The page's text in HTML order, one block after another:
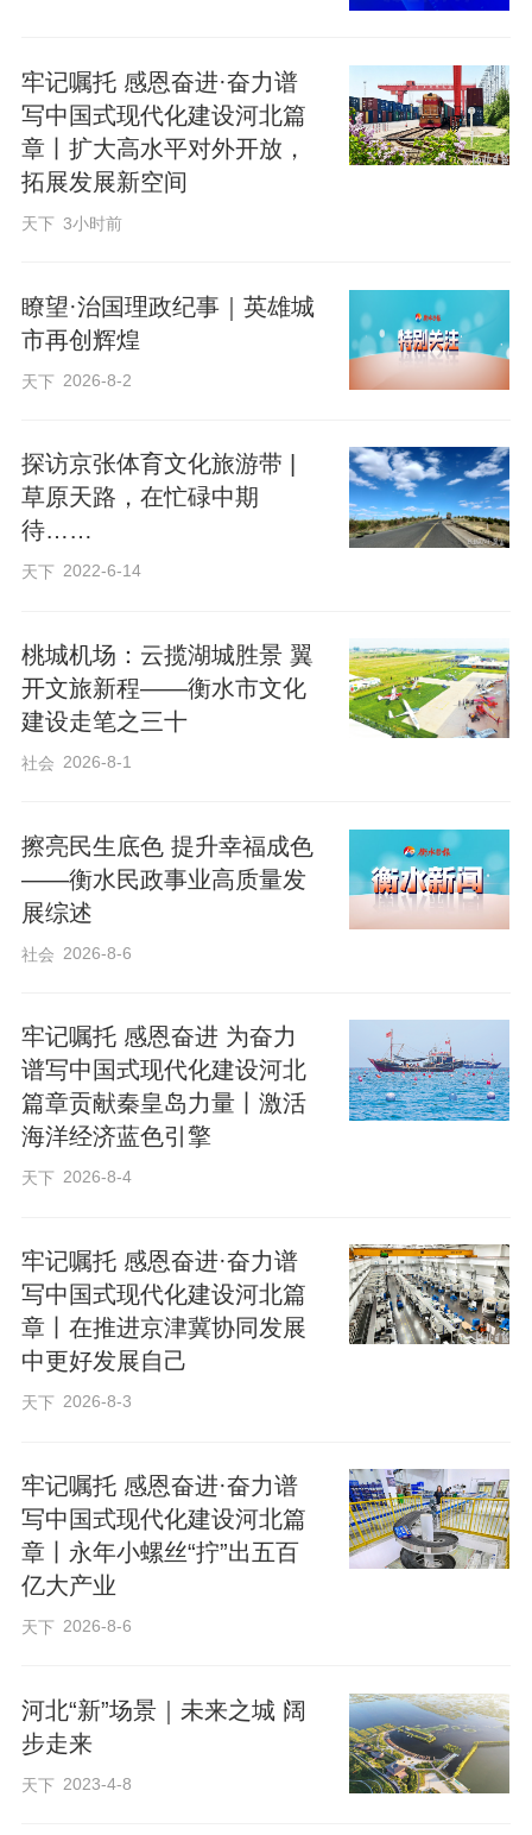
牢记嘱托 感恩奋进·奋力谱
写中国式现代化建设河北篇
章丨扩大高水平对外开放，
拓展发展新空间
天下 3小时前
瞭望·治国理政纪事｜英雄城
市再创辉煌
天下 2026-8-2
探访京张体育文化旅游带 |
草原天路，在忙碌中期
待……
天下 2022-6-14
​桃城机场：云揽湖城胜景 翼
开文旅新程——衡水市文化
建设走笔之三十
社会 2026-8-1
擦亮民生底色 提升幸福成色
——衡水民政事业高质量发
展综述
社会 2026-8-6
牢记嘱托 感恩奋进 为奋力
谱写中国式现代化建设河北
篇章贡献秦皇岛力量丨激活
海洋经济蓝色引擎
天下 2026-8-4
牢记嘱托 感恩奋进·奋力谱
写中国式现代化建设河北篇
章丨在推进京津冀协同发展
中更好发展自己
天下 2026-8-3
牢记嘱托 感恩奋进·奋力谱
写中国式现代化建设河北篇
章丨永年小螺丝“拧”出五百
亿大产业
天下 2026-8-6
河北“新”场景｜未来之城 阔
步走来
天下 2023-4-8